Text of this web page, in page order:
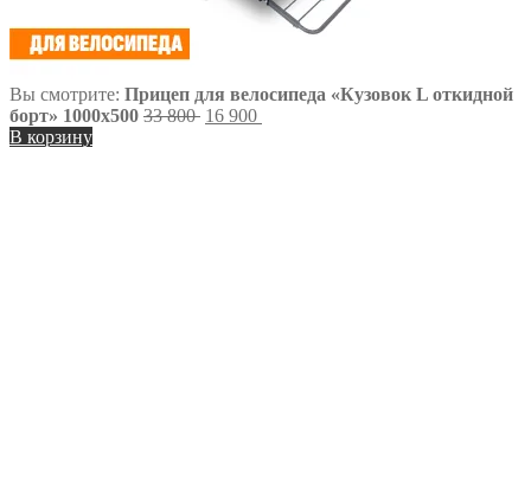
Вы смотрите: Прицеп для велосипеда «Кузовок L откидной
борт» 1000х500 33 800 Первоначальная
16 900
В корзину